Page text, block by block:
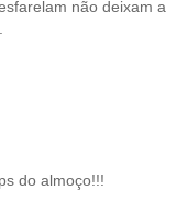
não deixam a
do almoço!!!